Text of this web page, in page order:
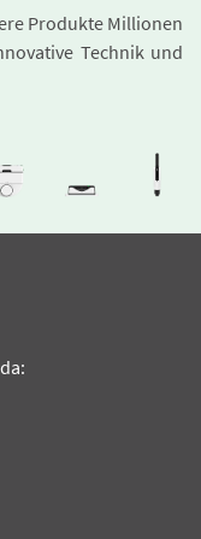
Produkte Millionen
Technik und